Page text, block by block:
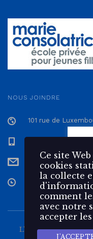
NOUS JOINDRE
101 rue de
secretariat@epmc.lu
Du Lundi au
L'École Privée
à
Ce site
cookies
la collecte
comment
avec notre
accepter